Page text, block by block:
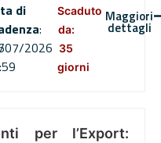
di
:
07/2026
Scaduto
da:
35
giorni
Maggiori
dettagli
per l’Export: